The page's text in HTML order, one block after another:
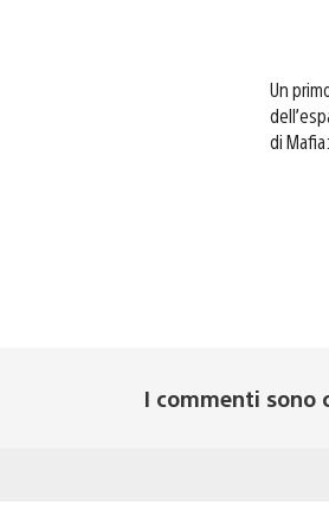
Un
di
I commenti sono